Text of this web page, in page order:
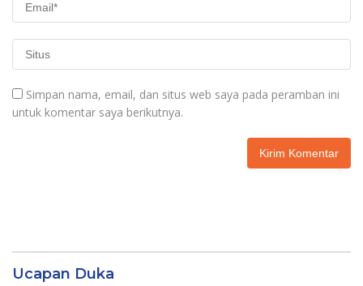
Simpan nama, email, dan situs web saya pada peramban ini
untuk komentar saya berikutnya.
Ucapan Duka